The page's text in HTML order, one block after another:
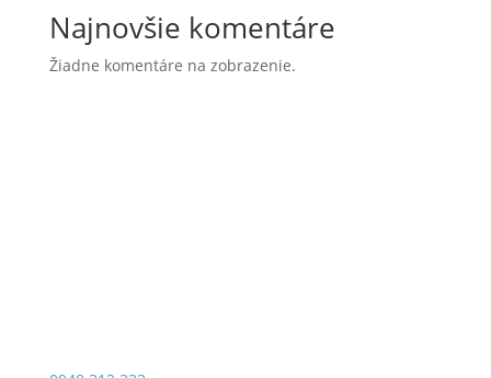
Najnovšie komentáre
Žiadne komentáre na zobrazenie.